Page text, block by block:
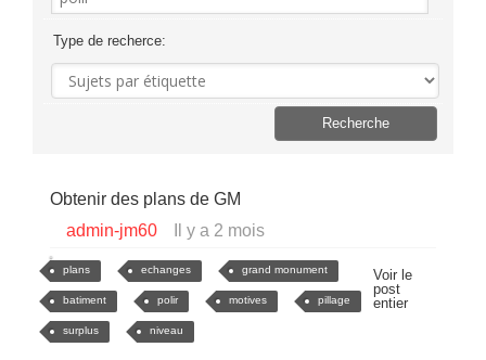
Type de recherce:
Obtenir des plans de GM
admin-jm60
Il y a 2 mois
plans echanges grand monument
batiment polir motives pillage
surplus niveau
Voir le
post
entier